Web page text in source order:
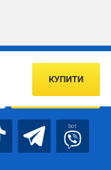
КУПИТИ
акції та пропозиції
ПІДПИСАТИСЯ
bot